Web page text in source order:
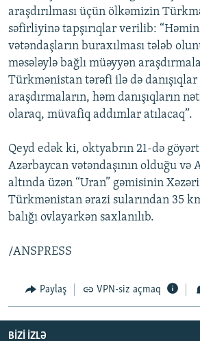
FOTOQALEREYA
İNFOQRAFIKA
KARIKATURA
OXU ZALI
AZƏRBAYCAN ƏDƏBIYYATI KITABXANASI
İSLAM VƏ DEMOKRATIYA
İZ - MƏDƏNIYYƏT PROQRAMI
HAQQIMIZDA
MISSIYAMIZ
PEŞƏ ETIKASI VƏ JURNALISTIKA
MATERIALLARIMIZDAN ISTIFADƏ
AZADLIQRADIOSU MOBIL TELEFONUNUZDA
BIZIMLƏ ƏLAQƏ
XƏBƏR BÜLLETENLƏRIMIZ
BIZI IZLƏ
RFE/RL-in bütün saytları
araşdırılması üçün ölkəmizin
səfirliyinə tapşırıqlar verilib:
vətəndaşların buraxılması tələb
məsələylə bağlı müəyyən
Türkmənistan tərəfi ilə də danışıqlar
araşdırmaların, həm danışıqların
olaraq, müvafiq addımlar atılacaq”.
Qeyd edək ki, oktyabrın 21-də
Azərbaycan vətəndaşının olduğu və
altında üzən “Uran” gəmisinin
Türkmənistan ərazi sularından 35
balığı ovlayarkən saxlanılıb.
/ANSPRESS
Paylaş VPN-siz açmaq
BIZI IZLƏ